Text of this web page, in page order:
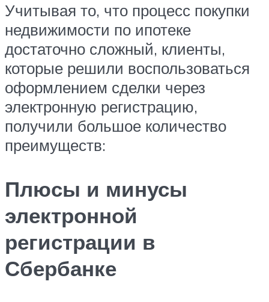
Учитывая то, что процесс покупки
недвижимости по ипотеке
достаточно сложный, клиенты,
которые решили воспользоваться
оформлением сделки через
электронную регистрацию,
получили большое количество
преимуществ:
Плюсы и минусы
электронной
регистрации в
Сбербанке